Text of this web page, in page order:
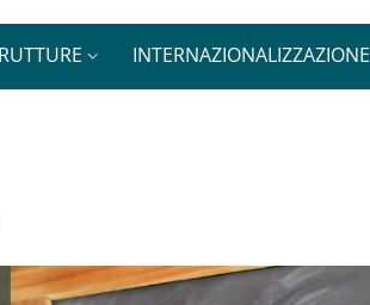
INTERNAZIONALIZZAZIONE